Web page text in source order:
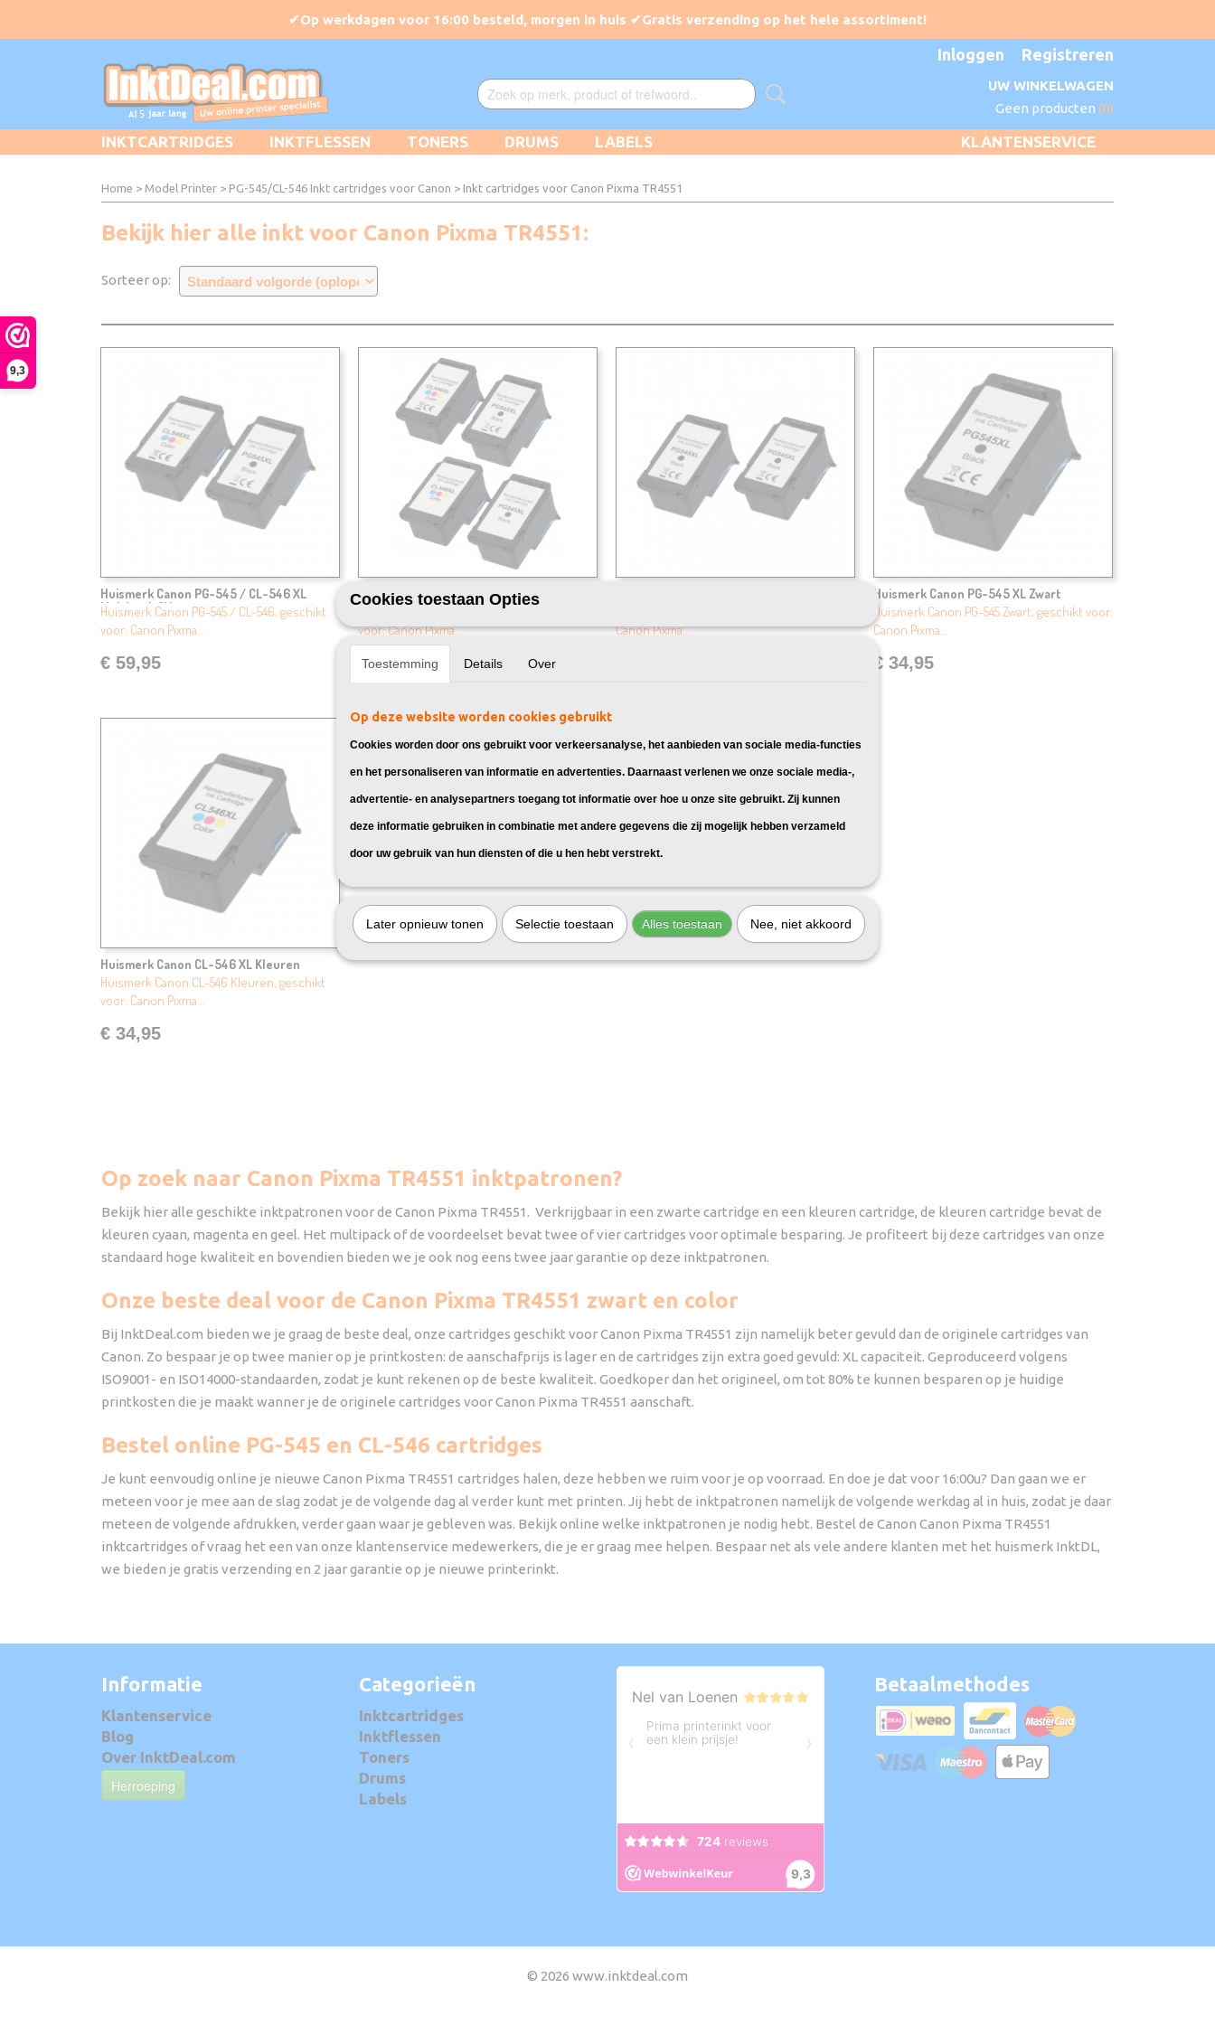
9,3
Inloggen Registreren
UW WINKELWAGEN
Geen producten (0)
KLANTENSERVICE
INKTCARTRIDGES INKTFLESSEN TONERS DRUMS LABELS
Home > Model Printer > PG-545/CL-546 Inkt cartridges voor Canon > Inkt cartridges voor Canon Pixma TR4551
Bekijk hier alle inkt voor Canon Pixma TR4551:
Sorteer op:
Huismerk Canon PG-545 / CL-546 XL
Multipack 2X
Huismerk Canon PG-545 / CL-546, geschikt
voor: Canon Pixma…
€ 59,95
Huismerk Canon PG-545 / CL-546 XL
Multipack 4X
Huismerk Canon PG-545 / CL-546, geschikt
voor: Canon Pixma…
€ 99,95
Canon Pixma…
Huismerk Canon PG-545 XL Zwart
Huismerk Canon PG-545 Zwart, geschikt voor:
Canon Pixma…
€ 34,95
Huismerk Canon CL-546 XL KIeuren
Huismerk Canon CL-546 Kleuren, geschikt
voor: Canon Pixma…
€ 34,95
Op zoek naar Canon Pixma TR4551 inktpatronen?
Bekijk hier alle geschikte inktpatronen voor de Canon Pixma TR4551. Verkrijgbaar in een zwarte cartridge en een kleuren cartridge, de kleuren cartridge bevat de
kleuren cyaan, magenta en geel. Het multipack of de voordeelset bevat twee of vier cartridges voor optimale besparing. Je profiteert bij deze cartridges van onze
standaard hoge kwaliteit en bovendien bieden we je ook nog eens twee jaar garantie op deze inktpatronen.
Onze beste deal voor de Canon Pixma TR4551 zwart en color
Bij InktDeal.com bieden we je graag de beste deal, onze cartridges geschikt voor Canon Pixma TR4551 zijn namelijk beter gevuld dan de originele cartridges van
Canon. Zo bespaar je op twee manier op je printkosten: de aanschafprijs is lager en de cartridges zijn extra goed gevuld: XL capaciteit. Geproduceerd volgens
ISO9001- en ISO14000-standaarden, zodat je kunt rekenen op de beste kwaliteit. Goedkoper dan het origineel, om tot 80% te kunnen besparen op je huidige
printkosten die je maakt wanner je de originele cartridges voor Canon Pixma TR4551 aanschaft.
Bestel online PG-545 en CL-546 cartridges
Je kunt eenvoudig online je nieuwe Canon Pixma TR4551 cartridges halen, deze hebben we ruim voor je op voorraad. En doe je dat voor 16:00u? Dan gaan we er
meteen voor je mee aan de slag zodat je de volgende dag al verder kunt met printen. Jij hebt de inktpatronen namelijk de volgende werkdag al in huis, zodat je daar
meteen de volgende afdrukken, verder gaan waar je gebleven was. Bekijk online welke inktpatronen je nodig hebt. Bestel de Canon Canon Pixma TR4551
inktcartridges of vraag het een van onze klantenservice medewerkers, die je er graag mee helpen. Bespaar net als vele andere klanten met het huismerk InktDL,
we bieden je gratis verzending en 2 jaar garantie op je nieuwe printerinkt.
Informatie
Klantenservice
Blog
Over InktDeal.com
Herroeping
Categorieën
Inktcartridges
Inktflessen
Toners
Drums
Labels
Betaalmethodes
© 2026 www.inktdeal.com
Cookies toestaan Opties
Toestemming Details Over
Op deze website worden cookies gebruikt
Cookies worden door ons gebruikt voor verkeersanalyse, het aanbieden van sociale media-functies
en het personaliseren van informatie en advertenties. Daarnaast verlenen we onze sociale media-,
advertentie- en analysepartners toegang tot informatie over hoe u onze site gebruikt. Zij kunnen
deze informatie gebruiken in combinatie met andere gegevens die zij mogelijk hebben verzameld
door uw gebruik van hun diensten of die u hen hebt verstrekt.
Later opnieuw tonen Selectie toestaan Alles toestaan Nee, niet akkoord